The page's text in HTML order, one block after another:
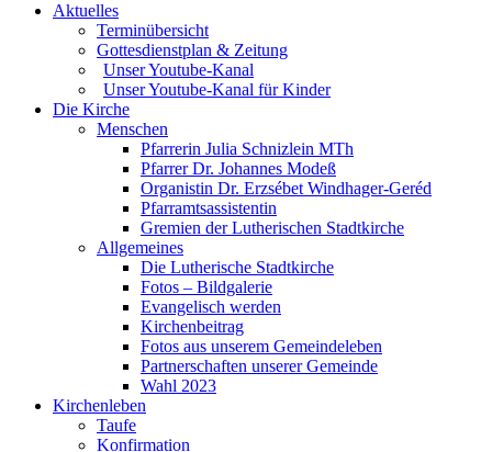
Aktuelles
Terminübersicht
Gottesdienstplan & Zeitung
Unser Youtube-Kanal
Unser Youtube-Kanal für Kinder
Die Kirche
Menschen
Pfarrerin Julia Schnizlein MTh
Pfarrer Dr. Johannes Modeß
Organistin Dr. Erzsébet Windhager-Geréd
Pfarramtsassistentin
Gremien der Lutherischen Stadtkirche
Allgemeines
Die Lutherische Stadtkirche
Fotos – Bildgalerie
Evangelisch werden
Kirchenbeitrag
Fotos aus unserem Gemeindeleben
Partnerschaften unserer Gemeinde
Wahl 2023
Kirchenleben
Taufe
Konfirmation